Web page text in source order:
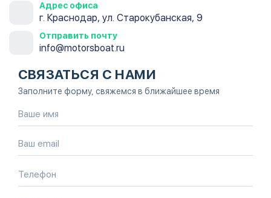
Адрес офиса
г. Краснодар, ул. Старокубанская, 9
Отправить почту
info@motorsboat.ru
СВЯЗАТЬСЯ С НАМИ
Заполните форму, свяжемся в ближайшее время